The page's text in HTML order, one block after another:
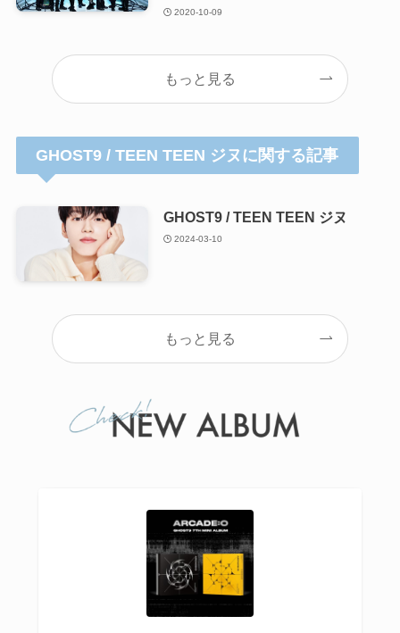
2020-10-09
もっと見る
GHOST9 / TEEN TEEN ジヌに関する記事
GHOST9 / TEEN TEEN ジヌ
2024-03-10
もっと見る